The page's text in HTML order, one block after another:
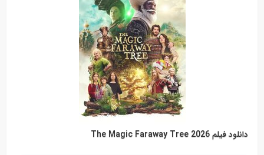
دانلود فیلم The Magic Faraway Tree 2026